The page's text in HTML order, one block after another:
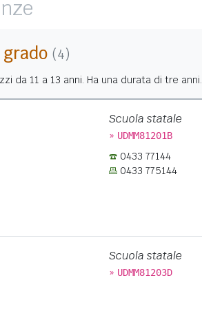
(4)
da 11 a 13 anni. Ha una durata di tre anni.
Scuola statale
» UDMM81201B
0433 77144
0433 775144
Scuola statale
» UDMM81203D